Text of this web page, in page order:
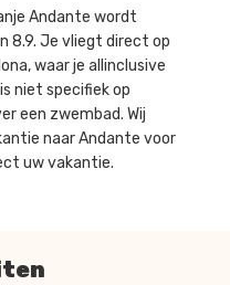
Andante wordt
8.9. Je vliegt direct op
waar je allinclusive
niet specifiek op
een zwembad. Wij
naar Andante voor
uw vakantie.